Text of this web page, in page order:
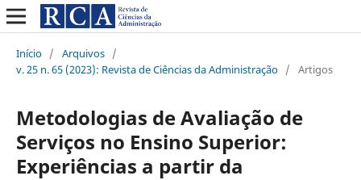
Início / Arquivos /
v. 25 n. 65 (2023): Revista de Ciências da Administração / Artigos
Metodologias de Avaliação de
Serviços no Ensino Superior:
Experiências a partir da